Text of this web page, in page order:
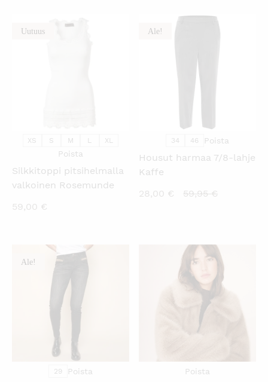
UutuusKATSO PIKANÄKYMÄ
XS S M L XL
Poista
Silkkitoppi pitsihelmalla
valkoinen Rosemunde
59,00 €
Ale!
34 46 Poista
Housut harmaa 7/8-lahje
Kaffe
28,00 €
Nykyinen
59,95€
Ale! KATSO PIKANÄKYMÄ
29 Poista
KATSO PIKANÄKYMÄ
Poista